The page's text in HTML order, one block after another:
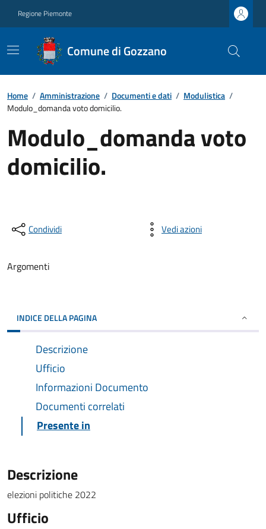
Regione Piemonte
Comune di Gozzano
Home / Amministrazione / Documenti e dati / Modulistica /
Modulo_domanda voto domicilio.
Modulo_domanda voto
domicilio.
Condividi Vedi azioni
Argomenti
INDICE DELLA PAGINA
Descrizione
Ufficio
Informazioni Documento
Documenti correlati
Presente in
Descrizione
elezioni politiche 2022
Ufficio